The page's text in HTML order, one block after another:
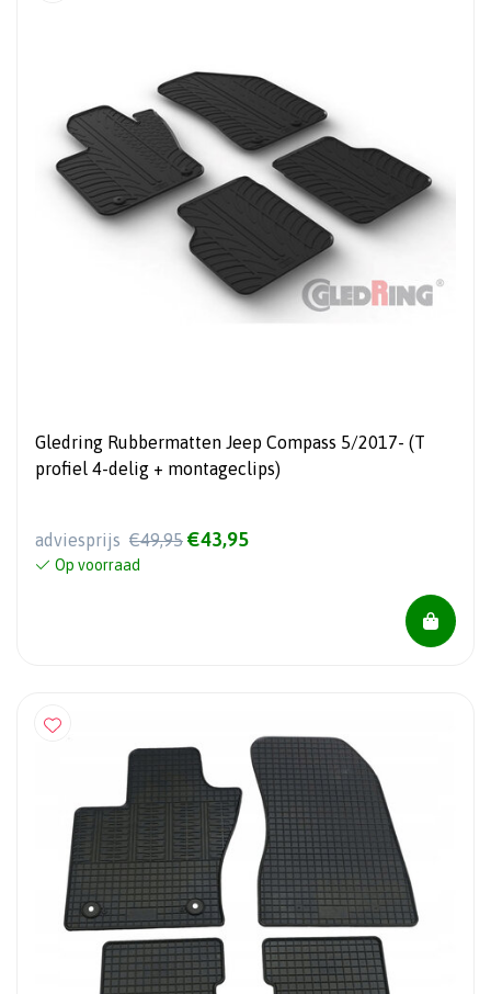
Gledring Rubbermatten Jeep Compass 5/2017- (T
profiel 4-delig + montageclips)
adviesprijs €49,95 €43,95
Op voorraad